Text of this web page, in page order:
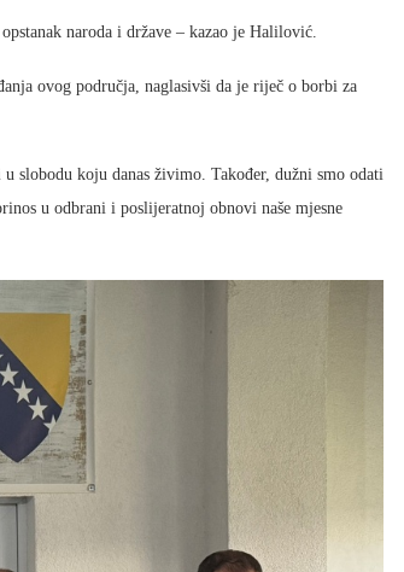
naroda i države – kazao je Halilović.
ovog područja, naglasivši da je riječ o borbi za
slobodu koju danas živimo. Također, dužni smo odati
u odbrani i poslijeratnoj obnovi naše mjesne